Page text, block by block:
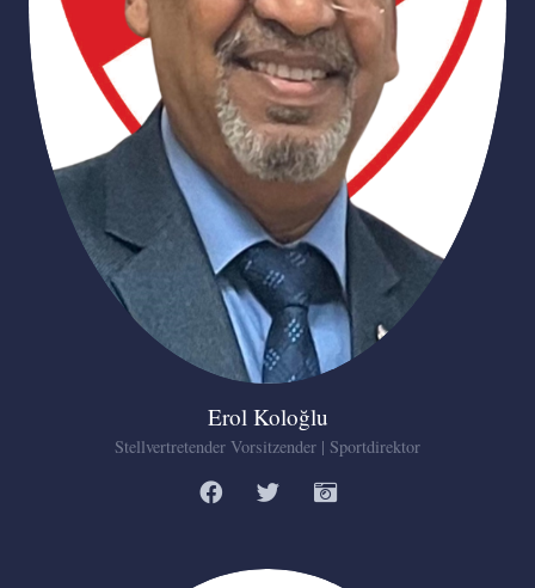
Erol Koloğlu
Stellvertretender Vorsitzender | Sportdirektor